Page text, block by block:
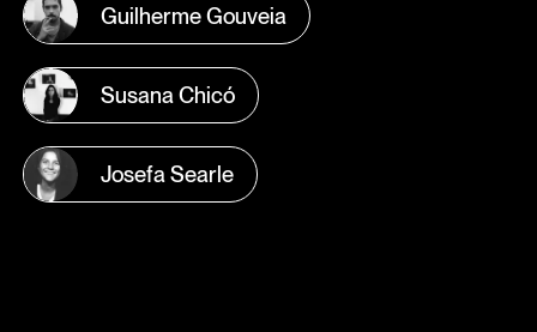
Guilherme Gouveia
Susana Chicó
Josefa Searle